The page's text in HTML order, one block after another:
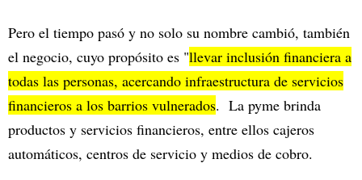
Pero el tiempo pasó y no solo su nombre cambió, también
el negocio, cuyo propósito es "llevar inclusión financiera a
todas las personas, acercando infraestructura de servicios
financieros a los barrios vulnerados. La pyme brinda
productos y servicios financieros, entre ellos cajeros
automáticos, centros de servicio y medios de cobro.